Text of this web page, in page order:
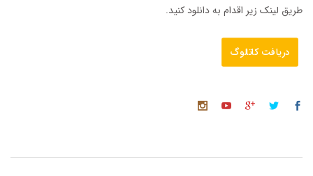
طریق لینک زیر اقدام به دانلود کنید.
دریافت کاتالوگ